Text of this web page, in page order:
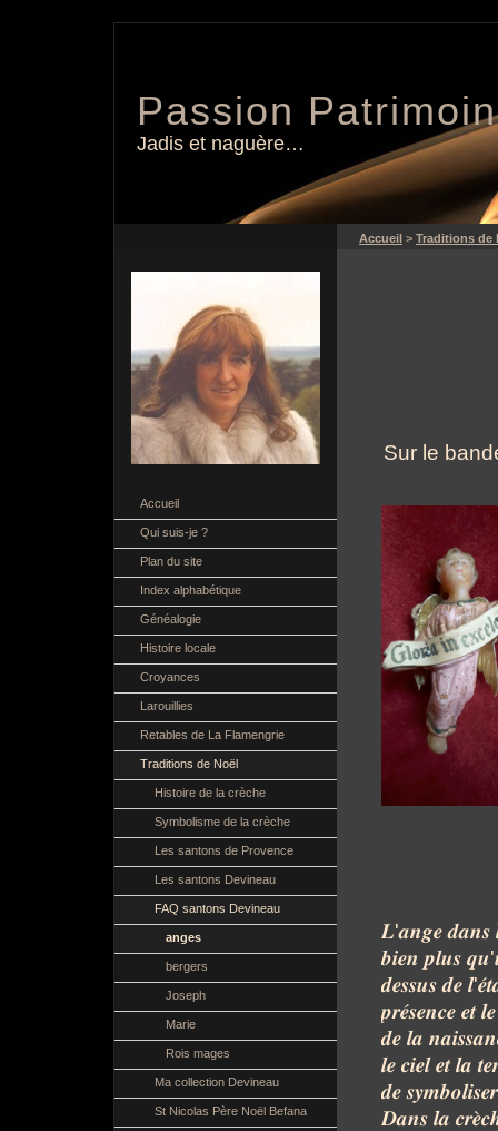
Passion
Jadis et naguère…
Accueil
Qui suis-je ?
Plan du site
Index alphabétique
Généalogie
Histoire locale
Croyances
Larouillies
Retables de La Flamengrie
Traditions de Noël
Histoire de la crèche
Symbolisme de la crèche
Les santons de Provence
Les santons Devineau
FAQ santons Devineau
anges
bergers
Joseph
Marie
Rois mages
Ma collection Devineau
St Nicolas Père Noël Befana
Accueil > Traditions de
Sur le
𝑳'𝒂𝒏𝒈𝒆 𝒅𝒂𝒏𝒔
𝒃𝒊𝒆𝒏 𝒑𝒍𝒖𝒔 𝒒𝒖'
𝒅𝒆𝒔𝒔𝒖𝒔 𝒅𝒆 𝒍'
𝒑𝒓𝒆́𝒔𝒆𝒏𝒄𝒆 𝒆𝒕 𝒍𝒆
𝒅𝒆 𝒍𝒂
𝒍𝒆 𝒄𝒊𝒆𝒍 𝒆𝒕 𝒍𝒂
𝒅𝒆 𝒔𝒚𝒎𝒃𝒐𝒍𝒊𝒔𝒆𝒓
𝑫𝒂𝒏𝒔 𝒍𝒂